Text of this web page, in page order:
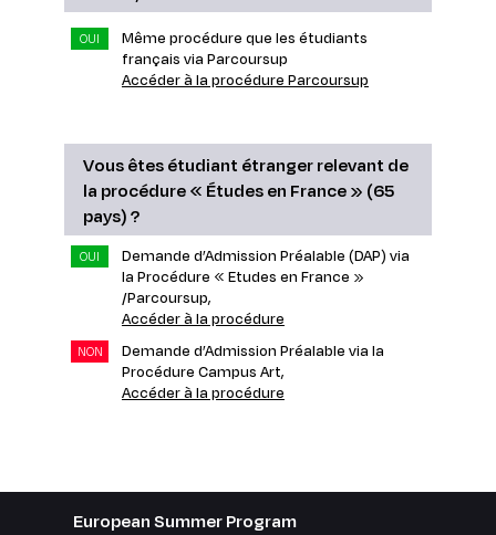
OUI
Même procédure que les étudiants
français via Parcoursup
Accéder à la procédure Parcoursup
Vous êtes étudiant étranger relevant de
la procédure « Études en France » (65
pays) ?
OUI
Demande d’Admission Préalable (DAP) via
la Procédure « Etudes en France »
/Parcoursup,
Accéder à la procédure
NON
Demande d’Admission Préalable via la
Procédure Campus Art,
Accéder à la procédure
European Summer Program